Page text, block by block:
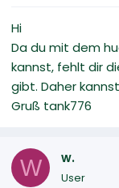
Hi
Da du mit dem
kannst, fehlt dir
gibt. Daher
Gruß tank776
W w.
User